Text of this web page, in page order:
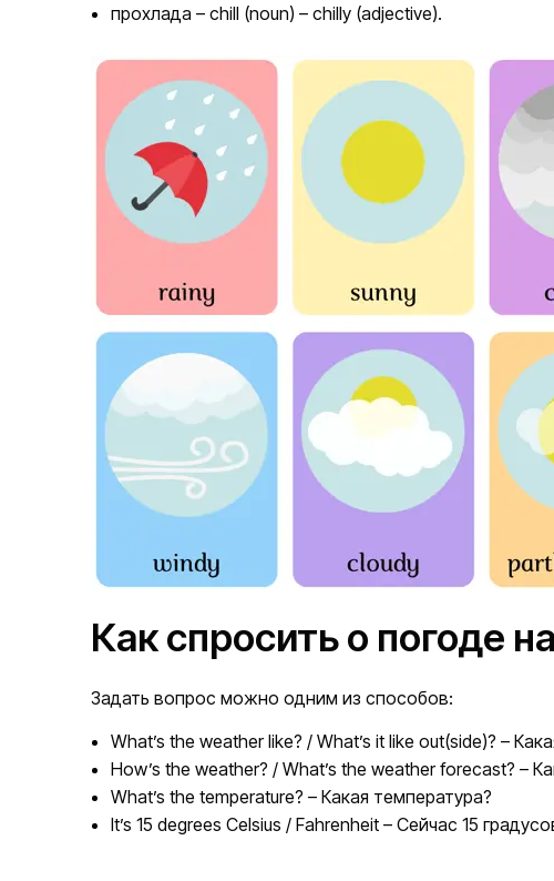
прохлада – chill (noun) – chilly (adjective).
Как спросить о погоде
Задать вопрос можно одним из способов:
What’s the weather like? / What’s it like out(side)? –
How’s the weather? / What’s the weather forecast? –
What’s the temperature? – Какая температура?
It’s 15 degrees Celsius / Fahrenheit – Сейчас 15